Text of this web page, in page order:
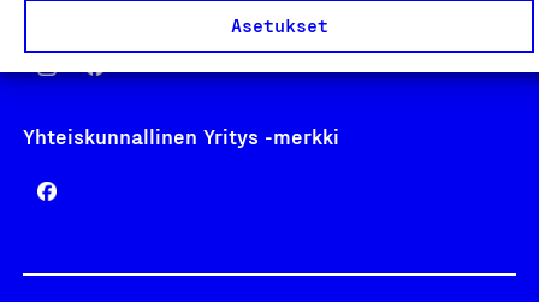
Asetukset
Yhteiskunnallinen Yritys -merkki